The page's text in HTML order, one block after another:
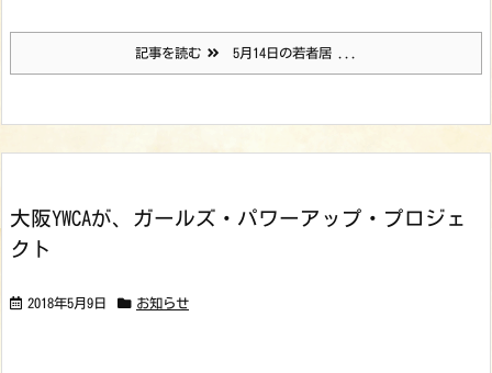
記事を読む 5月14日の若者居 ...
大阪YWCAが、ガールズ・パワーアップ・プロジェ
クト
2018年5月9日 お知らせ